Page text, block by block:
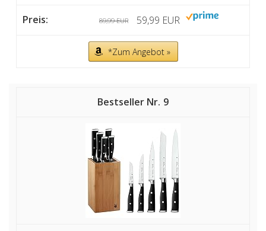
89,99 EUR 59,99 EUR
*Zum Angebot »
9